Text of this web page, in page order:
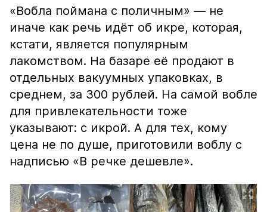
«Вобла поймана с поличным» — не
иначе как речь идёт об икре, которая,
кстати, является популярным
лакомством. На базаре её продают в
отдельных вакуумных упаковках, в
среднем, за 300 рублей. На самой вобле
для привлекательности тоже
указывают: с икрой. А для тех, кому
цена не по душе, приготовили воблу с
надписью «В речке дешевле».